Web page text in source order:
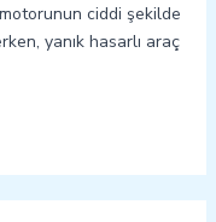
ciddi şekilde
yanık hasarlı araç